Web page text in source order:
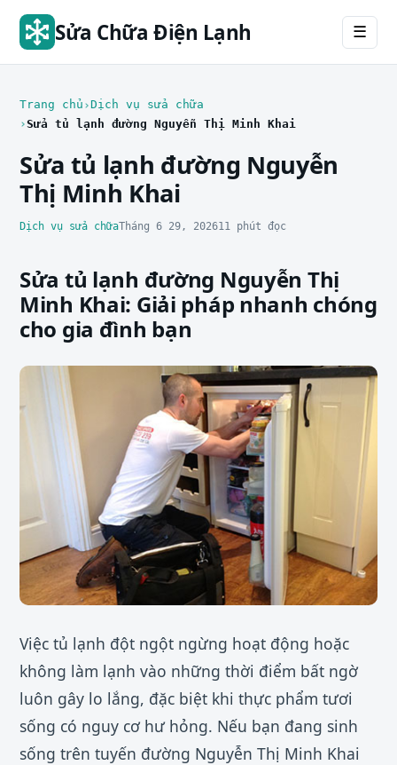
Sửa Chữa Điện Lạnh ☰
Trang chủ Dịch vụ sửa chữa
Sửa tủ lạnh đường Nguyễn Thị Minh Khai
Sửa tủ lạnh đường Nguyễn
Thị Minh Khai
Dịch vụ sửa chữaTháng 6 29, 202611 phút đọc
Sửa tủ lạnh đường Nguyễn Thị
Minh Khai: Giải pháp nhanh chóng
cho gia đình bạn
Việc tủ lạnh đột ngột ngừng hoạt động hoặc
không làm lạnh vào những thời điểm bất ngờ
luôn gây lo lắng, đặc biệt khi thực phẩm tươi
sống có nguy cơ hư hỏng. Nếu bạn đang sinh
sống trên tuyến đường Nguyễn Thị Minh Khai